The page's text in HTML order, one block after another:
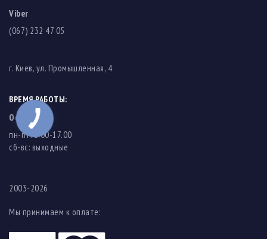
Viber
(067) 232 47 05
г. Киев, ул. Промышленная, 4
ВРЕМЯ РАБОТЫ:
Офис
пн-пт: 8.00-17.00
cб-вс: выходные
2003-2026
Мы принимаем к оплате: